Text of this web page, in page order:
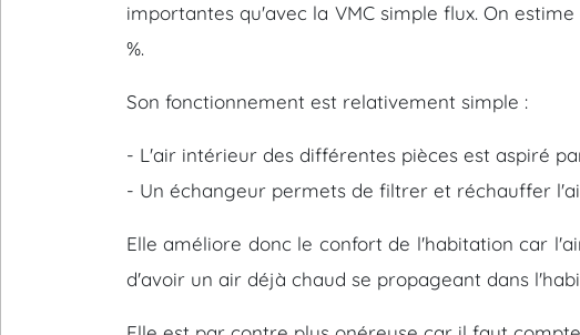
importantes qu'avec la VMC simple flux. On
%.
Son fonctionnement est relativement simple :
- L'air intérieur des différentes pièces est aspiré
- Un échangeur permets de filtrer et réchauffer
Elle améliore donc le confort de l'habitation car
d'avoir un air déjà chaud se propageant dans